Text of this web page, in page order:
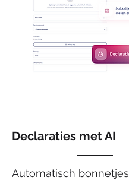
Declaraties met AI
Automatisch bonnetjes